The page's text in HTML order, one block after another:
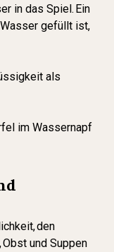
in das Spiel. Ein
gefüllt ist,
als
im Wassernapf
den
und Suppen